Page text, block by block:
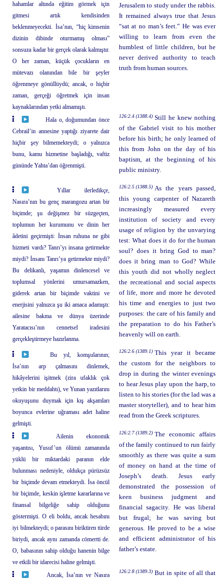
hahamlar altında eğitim görmek için
gitmesi artık kendisinden
beklenmeyecekti. İsa’nın, “hiç kimsenin
dizinin dibinde oturmamış olması”
sonsuza kadar bir gerçek olarak kalmıştır.
O her zaman, küçük çocukların en
mütevazı olanından bile bir şeyler
öğrenmeye gönüllüydü; ancak, o hiçbir
zaman, gerçeği öğretmek için insan
kaynaklarından yetki almamıştı.
Jerusalem to study under the rabbis.
It remained always true that Jesus
“sat at no man’s feet.” He was ever
willing to learn from even the
humblest of little children, but he
never derived authority to teach
truth from human sources.
Hala o, doğumundan önce
Cebrail’in annesine yaptığı ziyarete dair
hiçbir şey bilmemekteydi; o yalnızca
bunu, kamu hizmetine başladığı, vaftiz
gününde Yahta’dan öğrenmişti.
126:2.4 (1388.4) Still he knew nothing
of the Gabriel visit to his mother
before his birth; he only learned of
this from John on the day of his
baptism, at the beginning of his
public ministry.
Yıllar ilerledikçe,
Nasıra’nın bu genç marangozu artan bir
biçimde; şu değişmez bir süzgeçten,
toplumun her kurumunu ve dinin her
âdetini geçirmişti: İnsan ruhuna ne gibi
hizmeti vardı? Tanrı’yı insana getirmekte
miydi? İnsanı Tanrı’ya getirmekte miydi?
Bu delikanlı, yaşamın dinlencesel ve
toplumsal yönlerini umursamazken,
giderek artan bir biçimde vaktini ve
enerjisini yalnızca şu iki amaca adamıştı:
ailesine bakma ve dünya üzerinde
Yaratacısı’nın cennetsel iradesini
gerçekleştirmeye hazırlanma.
126:2.5 (1388.5) As the years passed,
this young carpenter of Nazareth
increasingly measured every
institution of society and every
usage of religion by the unvarying
test: What does it do for the human
soul? does it bring God to man?
does it bring man to God? While
this youth did not wholly neglect
the recreational and social aspects
of life, more and more he devoted
his time and energies to just two
purposes: the care of his family and
the preparation to do his Father’s
heavenly will on earth.
Bu yıl, komşularının;
İsa’nın arp çalmasını dinlemek,
hikâyelerini işitmek (zira ufaklık çok
yetkin bir meddahtı), ve Yunan yazıtlarını
okuyuşunu duymak için kış akşamları
boyunca evlerine uğraması adet haline
gelmişti.
126:2.6 (1389.1) This year it became
the custom for the neighbors to
drop in during the winter evenings
to hear Jesus play upon the harp, to
listen to his stories (for the lad was a
master storyteller), and to hear him
read from the Greek scriptures.
Ailenin ekonomik
yaşantısı, Yusuf’un ölümü zamanında
yüklü bir miktardaki paranın elde
bulunması nedeniyle, oldukça pürüzsüz
bir biçimde devam etmekteydi. İsa öncül
bir biçimde, keskin işletme kararlarına ve
finansal bilgeliğe sahip olduğunu
göstermişti. O eli boldu, ancak hesabını
iyi bilmekteydi; o parasını biriktiren türde
biriydi, ancak aynı zamanda cömertti de.
O, babasının sahip olduğu hanenin bilge
ve etkili bir idarecisi haline gelmişti.
126:2.7 (1389.2) The economic affairs
of the family continued to run fairly
smoothly as there was quite a sum
of money on hand at the time of
Joseph’s death. Jesus early
demonstrated the possession of
keen business judgment and
financial sagacity. He was liberal
but frugal; he was saving but
generous. He proved to be a wise
and efficient administrator of his
father’s estate.
Ancak, İsa’nın ve Nasıra
126:2.8 (1389.3) But in spite of all that